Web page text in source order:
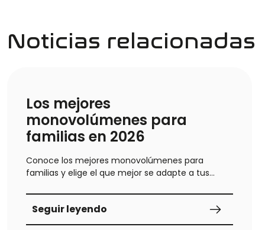
Noticias relacionadas
Los mejores
monovolúmenes para
familias en 2026
Conoce los mejores monovolúmenes para
familias y elige el que mejor se adapte a tus
Peugeot 5008 y Volkswagen Caddy, destacando
ventajas y desventajas. El Peugeot 5008
sobresale por su capacidad, diseño y
Seguir leyendo